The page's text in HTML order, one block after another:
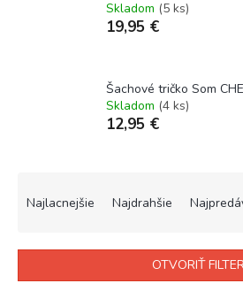
Skladom (5 ks)
19,95 €
Šachové tričko Som
Skladom (4 ks)
12,95 €
i
Najlacnejšie Najdrahšie
OTVORIŤ